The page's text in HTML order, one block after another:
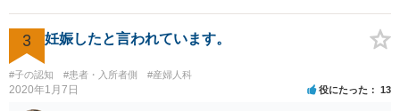
3 妊娠したと言われています。
#子の認知 #患者・入所者側 #産婦人科
2020年1月7日 役にたった 13